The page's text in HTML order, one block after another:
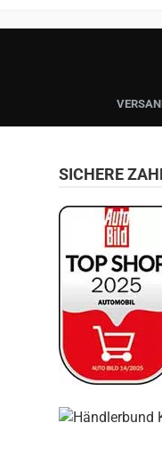
SICHERE